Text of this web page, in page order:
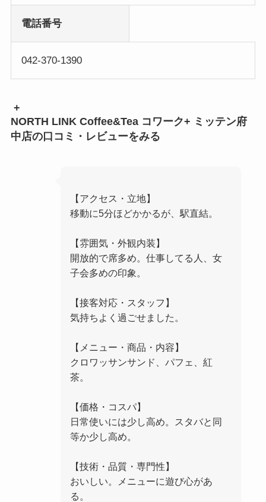
電話番号
042-370-1390
+
NORTH LINK Coffee&Tea コワーク+ ミッテン府
中店の口コミ・レビューをみる
【アクセス・立地】
移動に5分ほどかかるが、駅直結。
【雰囲気・外観内装】
開放的で席多め。仕事してる人、女
子会多めの印象。
【接客対応・スタッフ】
気持ちよく過ごせました。
【メニュー・商品・内容】
クロワッサンサンド、パフェ、紅
茶。
【価格・コスパ】
日常使いには少し高め。スタバと同
等か少し高め。
【技術・品質・専門性】
おいしい。メニューに遊び心があ
る。